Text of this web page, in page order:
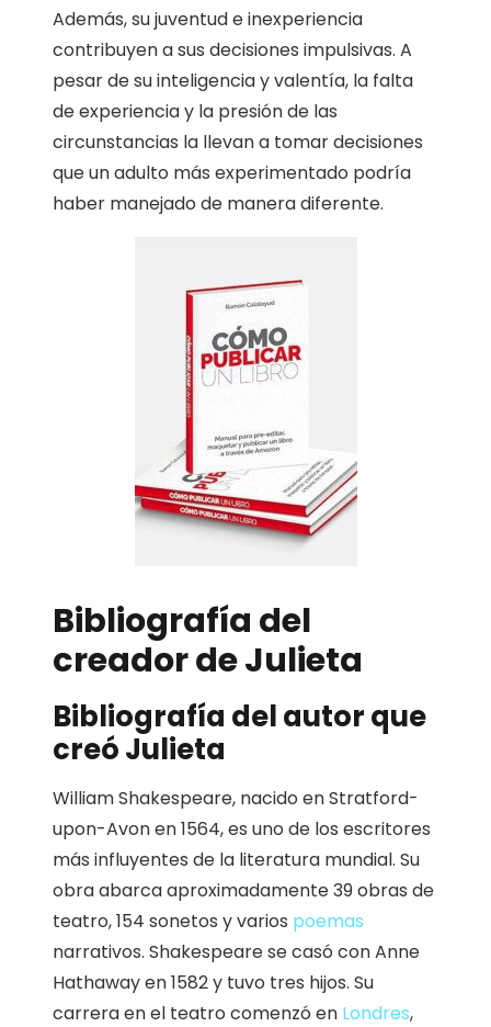
Además, su juventud e inexperiencia
contribuyen a sus decisiones impulsivas. A
pesar de su inteligencia y valentía, la falta
de experiencia y la presión de las
circunstancias la llevan a tomar decisiones
que un adulto más experimentado podría
haber manejado de manera diferente.
Bibliografía del
creador de Julieta
Bibliografía del autor que
creó Julieta
William Shakespeare, nacido en Stratford-
upon-Avon en 1564, es uno de los escritores
más influyentes de la literatura mundial. Su
obra abarca aproximadamente 39 obras de
teatro, 154 sonetos y varios poemas
narrativos. Shakespeare se casó con Anne
Hathaway en 1582 y tuvo tres hijos. Su
carrera en el teatro comenzó en Londres,